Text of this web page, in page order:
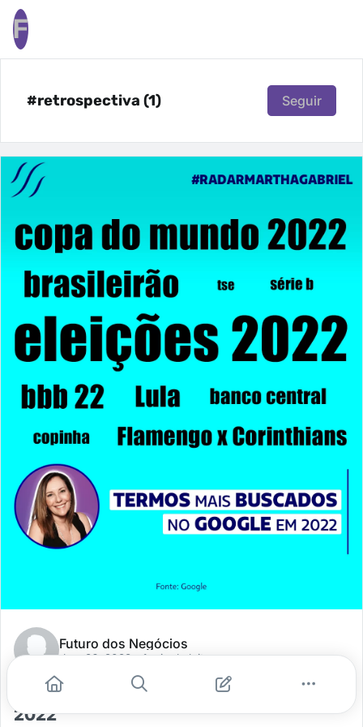
F
#retrospectiva (1) Seguir
Futuro dos Negócios
dez. 26, 2022- 1 min de leitura
Termos mais buscados no Google em
2022